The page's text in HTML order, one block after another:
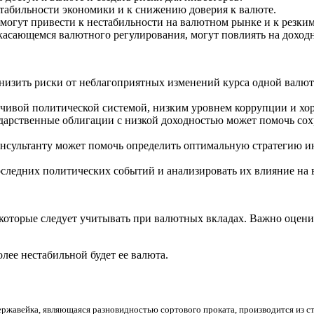
экономики и к снижению доверия к валюте.
привести к нестабильности на валютном рынке и к
валютного регулирования, могут повлиять на
риски от неблагоприятных изменений курса одной
политической системой, низким уровнем коррупции и
облигации с низкой доходностью может помочь
может помочь определить оптимальную стратегию
политических событий и анализировать их влияние
следует учитывать при валютных вкладах. Важно
нестабильной будет ее валюта.
являющаяся разновидностью сортового проката, производится